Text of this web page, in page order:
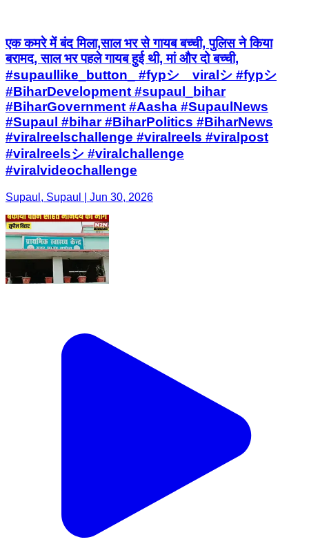
एक कमरे में बंद मिला,साल भर से गायब बच्ची, पुलिस ने किया
बरामद, साल भर पहले गायब हुई थी, मां और दो बच्ची,
#supaullike_button_ #fypシ゚viralシ #fypシ
#BiharDevelopment #supaul_bihar
#BiharGovernment #Aasha #SupaulNews
#Supaul #bihar #BiharPolitics #BiharNews
#viralreelschallenge #viralreels #viralpost
#viralreelsシ #viralchallenge
#viralvideochallenge
Supaul, Supaul | Jun 30, 2026